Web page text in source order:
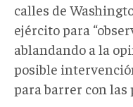
calles de
ejército para
ablandando a la
posible
para barrer con las